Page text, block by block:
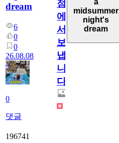
dream
6
0
0
26.08.08
0
댓글
점
에
서
보
냅
니
다.
a
midsummer
night's
dream
196741